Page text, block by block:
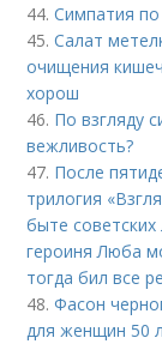
44.Симпатия
45.Салат
очищения
хорош
46. По взгляду
вежливость?
47. После
трилогия
быте
героиня Люба
тогда бил все
48.Фасон
для женщин 50